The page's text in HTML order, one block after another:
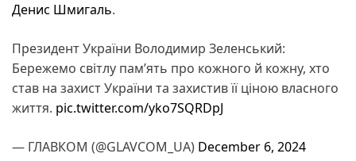
Денис Шмигаль.
Президент України Володимир Зеленський:
Бережемо світлу памʼять про кожного й кожну, хто
став на захист України та захистив її ціною власного
життя. pic.twitter.com/yko7SQRDpJ
— ГЛАВКОМ (@GLAVCOM_UA) December 6, 2024